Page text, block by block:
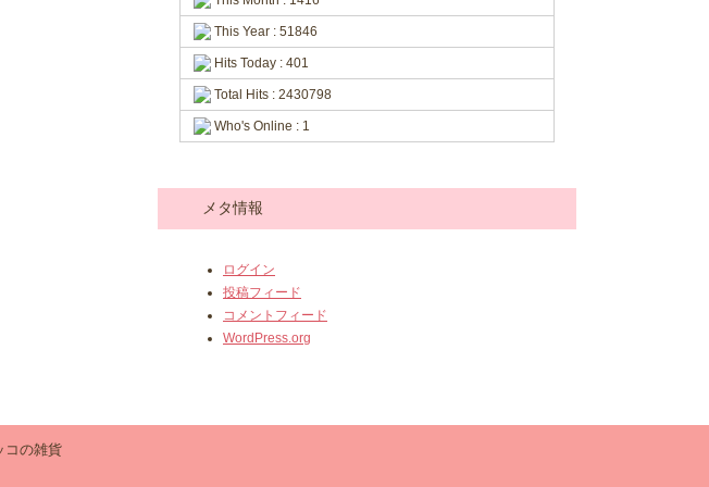
This Year : 51846
Hits Today : 401
Total Hits : 2430798
Who's Online : 1
メタ情報
ログイン
投稿フィード
コメントフィード
WordPress.org
コの雑貨